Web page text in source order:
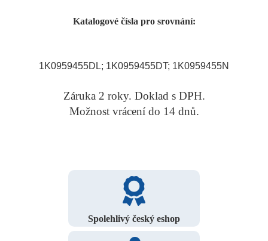
Katalogové čísla pro srovnání:
1K0959455DL; 1K0959455DT; 1K0959455N
Záruka 2 roky. Doklad s DPH.
Možnost vrácení do 14 dnů.
Spolehlivý český eshop